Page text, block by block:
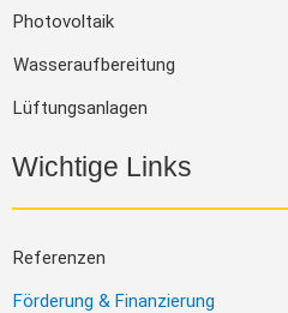
Photovoltaik
Wasseraufbereitung
Lüftungsanlagen
Wichtige Links
Referenzen
Förderung & Finanzierung